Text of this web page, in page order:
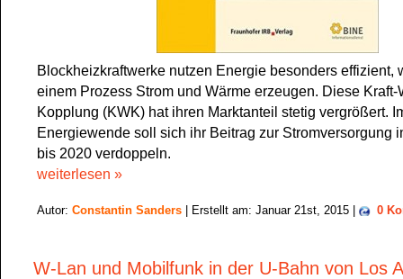
Blockheizkraftwerke nutzen Energie besonders effizient,
einem Prozess Strom und Wärme erzeugen. Diese Kraft-
Kopplung (KWK) hat ihren Marktanteil stetig vergrößert.
Energiewende soll sich ihr Beitrag zur Stromversorgung
bis 2020 verdoppeln.
weiterlesen »
Autor: Constantin Sanders | Erstellt am: Januar 21st, 2015 | 0
W-Lan und Mobilfunk in der U-Bahn von Los